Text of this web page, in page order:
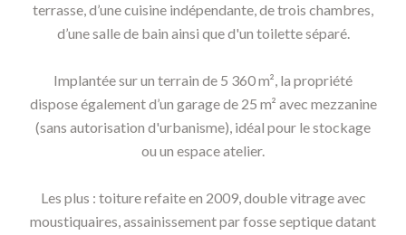
terrasse, d’une cuisine indépendante, de trois chambres,
d’une salle de bain ainsi que d'un toilette séparé.
Implantée sur un terrain de 5 360 m², la propriété
dispose également d’un garage de 25 m² avec mezzanine
(sans autorisation d'urbanisme), idéal pour le stockage
ou un espace atelier.
Les plus : toiture refaite en 2009, double vitrage avec
moustiquaires, assainissement par fosse septique datant